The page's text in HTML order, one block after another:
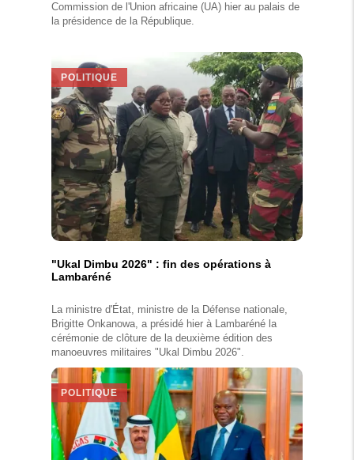
Commission de l'Union africaine (UA) hier au palais de
la présidence de la République.
POLITIQUE
"Ukal Dimbu 2026" : fin des opérations à
Lambaréné
La ministre d'État, ministre de la Défense nationale,
Brigitte Onkanowa, a présidé hier à Lambaréné la
cérémonie de clôture de la deuxième édition des
manoeuvres militaires "Ukal Dimbu 2026".
POLITIQUE